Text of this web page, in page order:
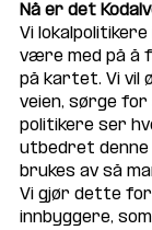
Nå er det
Vi
være med på å
på kartet. Vi vil
veien, sørge
politikere ser
utbedret denne
brukes av så
Vi gjør dette
innbyggere,